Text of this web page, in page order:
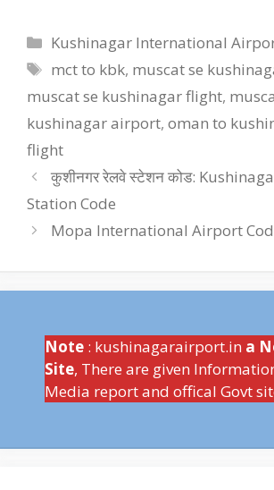
Categories
Kushinagar International
Tags
mct to kbk, muscat se
muscat se kushinagar flight,
kushinagar airport, oman to
flight
कुशीनगर रेलवे स्टेशन कोड:
Station Code
Mopa International Airport
Note : kushinagarairport.in a
Site, There are given
Media report and offical Govt